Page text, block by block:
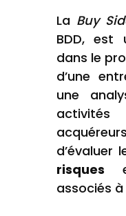
La Buy
BDD, est
dans le
d’une
une
d’évaluer
risques
associés